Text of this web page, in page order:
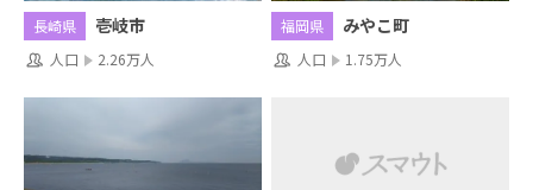
長崎県 壱岐市
人口 2.26万人
福岡県 みやこ町
人口 1.75万人